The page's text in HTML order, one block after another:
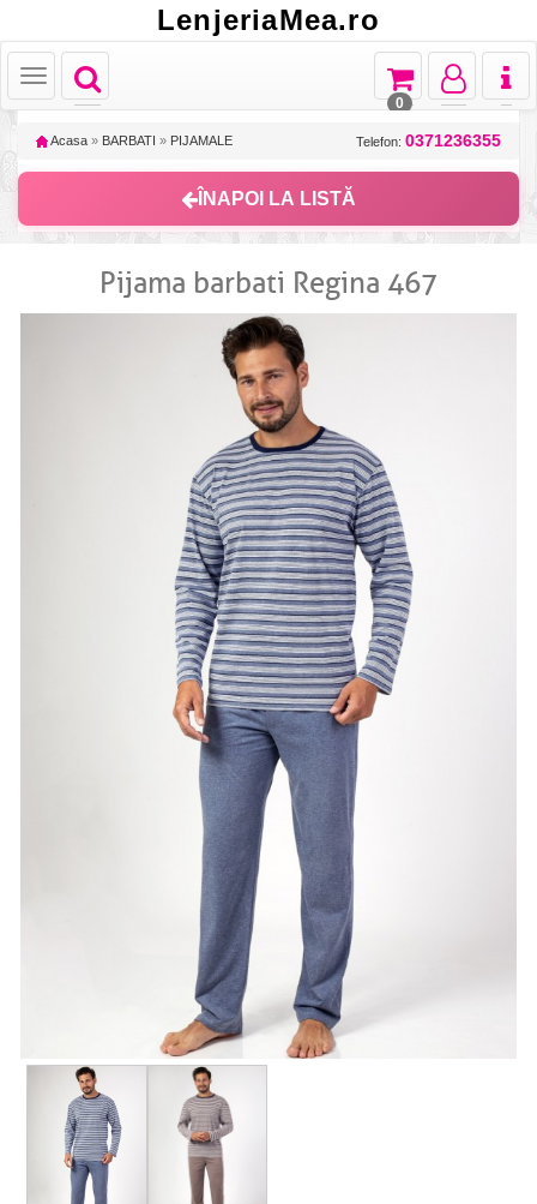
LenjeriaMea.ro
Toggle
navigation
Toggle
Toggle
navigation
Toggle
navigation
Toggle
navigation
0
Acasa » BARBATI » PIJAMALE Telefon: 0371236355
ÎNAPOI LA LISTĂ
Pijama barbati Regina 467